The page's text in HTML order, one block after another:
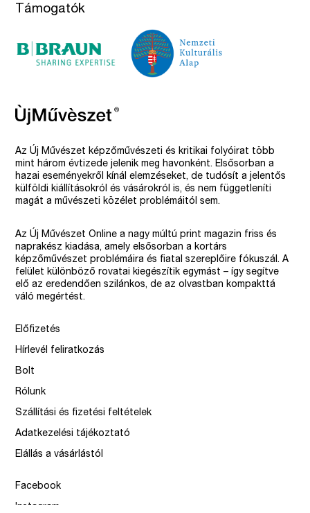
Támogatók
Az Új Művészet képzőművészeti és kritikai folyóirat több
mint három évtizede jelenik meg havonként. Elsősorban a
hazai eseményekről kínál elemzéseket, de tudósít a jelentős
külföldi kiállításokról és vásárokról is, és nem függetleníti
magát a művészeti közélet problémáitól sem.
Az Új Művészet Online a nagy múltú print magazin friss és
naprakész kiadása, amely elsősorban a kortárs
képzőművészet problémáira és fiatal szereplőire fókuszál. A
felület különböző rovatai kiegészítik egymást – így segítve
elő az eredendően szilánkos, de az olvastban kompakttá
váló megértést.
Előfizetés
Hírlevél feliratkozás
Bolt
Rólunk
Szállítási és fizetési feltételek
Adatkezelési tájékoztató
Elállás a vásárlástól
Facebook
Instagram